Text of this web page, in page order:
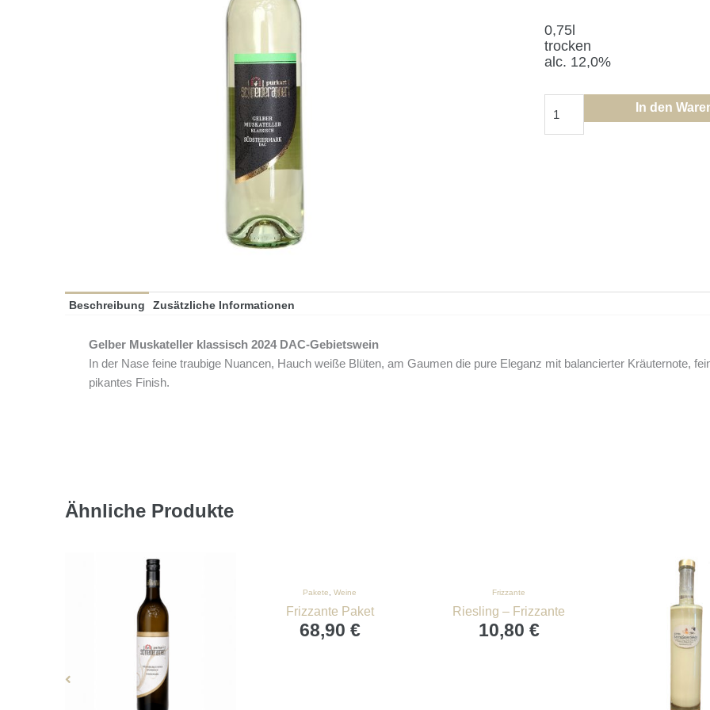
0,75l
trocken
alc. 12,0%
Muskateller
In den
Beschreibung Zusätzliche Informationen
Gelber Muskateller klassisch 2024 DAC-Gebietswein
In der Nase feine traubige Nuancen, Hauch weiße Blüten, am Gaumen die pure Eleganz mit balancierter Kräuternote,
pikantes Finish.
Ähnliche Produkte
Pakete Weine
Frizzante Paket
68,90 €
Frizzante
Riesling – Frizzante
10,80 €